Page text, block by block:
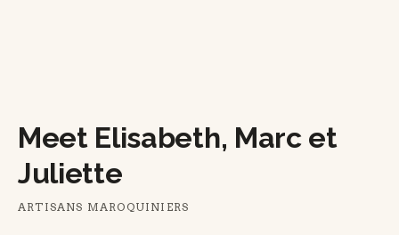
Meet Elisabeth, Marc et
Juliette
ARTISANS MAROQUINIERS